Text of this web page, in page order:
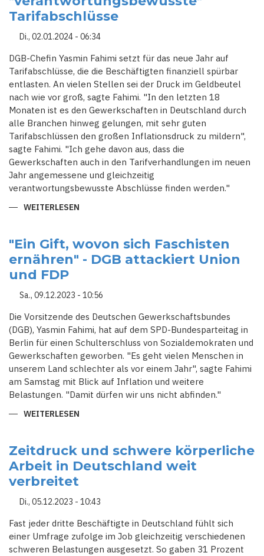
DES
MINDESTLOHNS
Tarifabschlüsse
Di., 02.01.2024 - 06:34
DGB-Chefin Yasmin Fahimi setzt für das neue Jahr auf
Tarifabschlüsse, die die Beschäftigten finanziell spürbar
entlasten. An vielen Stellen sei der Druck im Geldbeutel
nach wie vor groß, sagte Fahimi. "In den letzten 18
Monaten ist es den Gewerkschaften in Deutschland durch
alle Branchen hinweg gelungen, mit sehr guten
Tarifabschlüssen den großen Inflationsdruck zu mildern",
sagte Fahimi. "Ich gehe davon aus, dass die
Gewerkschaften auch in den Tarifverhandlungen im neuen
Jahr angemessene und gleichzeitig
verantwortungsbewusste Abschlüsse finden werden."
WEITERLESEN
"VERANTWORTUNGSBEWUSSTE"
TARIFABSCHLÜSSE
"Ein Gift, wovon sich Faschisten
ernähren" - DGB attackiert Union
und FDP
Sa., 09.12.2023 - 10:56
Die Vorsitzende des Deutschen Gewerkschaftsbundes
(DGB), Yasmin Fahimi, hat auf dem SPD-Bundesparteitag in
Berlin für einen Schulterschluss von Sozialdemokraten und
Gewerkschaften geworben. "Es geht vielen Menschen in
unserem Land schlechter als vor einem Jahr", sagte Fahimi
am Samstag mit Blick auf Inflation und weitere
Belastungen. "Damit dürfen wir uns nicht abfinden."
WEITERLESEN
SICH
FASCHISTEN
ERNÄHREN"
-
UNION
UND
Zeitdruck und schwere körperliche
Arbeit in Deutschland weit
verbreitet
Di., 05.12.2023 - 10:43
Fast jeder dritte Beschäftigte in Deutschland fühlt sich
einer Umfrage zufolge im Job gleichzeitig verschiedenen
schweren Belastungen ausgesetzt. So gaben 31 Prozent